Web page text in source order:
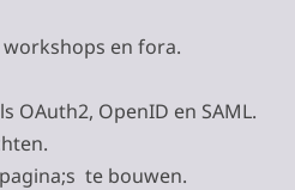
en fora.
OAuth2, OpenID en SAML.
te bouwen.